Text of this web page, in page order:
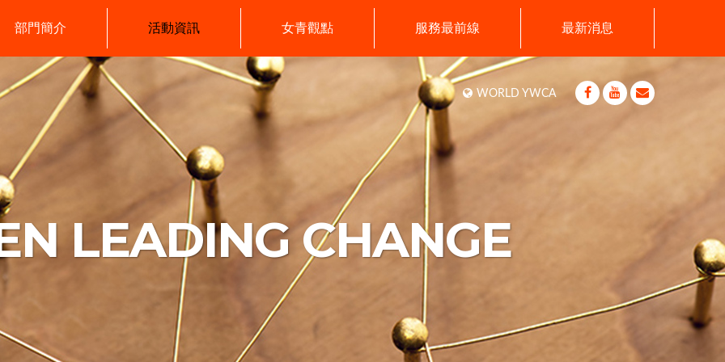
部門簡介 活動資訊 女青觀點 服務最前線 最新消息
WORLD YWCA
LEADING CHANGE